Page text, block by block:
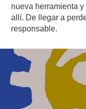
nueva herramienta
allí. De llegar a
responsable.